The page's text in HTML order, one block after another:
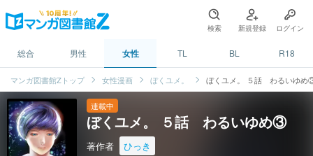
検索 新規登録 ログイン
総合 男性 女性 TL BL R18
マンガ図書館Zトップ 女性漫画 ぼくユメ。 ぼくユメ。 ５話 わるいゆめ
連載中
ぼくユメ。 ５話 わるいゆめ③
著作者 ひっき